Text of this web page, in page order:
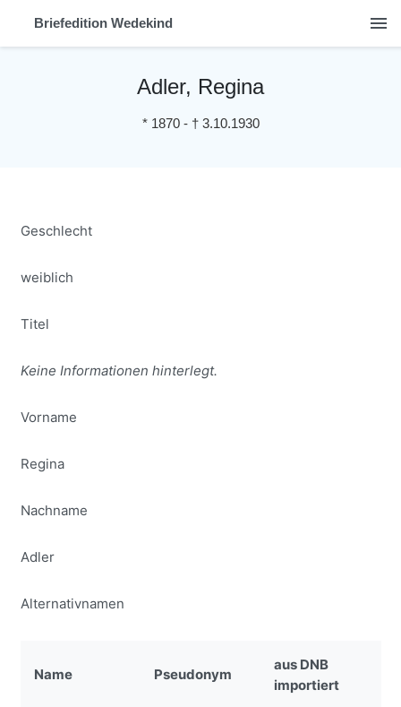
Briefedition Wedekind menu
Adler, Regina
* 1870- † 3.10.1930
Geschlecht
weiblich
Titel
Keine Informationen hinterlegt.
Vorname
Regina
Nachname
Adler
Alternativnamen
Name Pseudonym
aus DNB
importiert